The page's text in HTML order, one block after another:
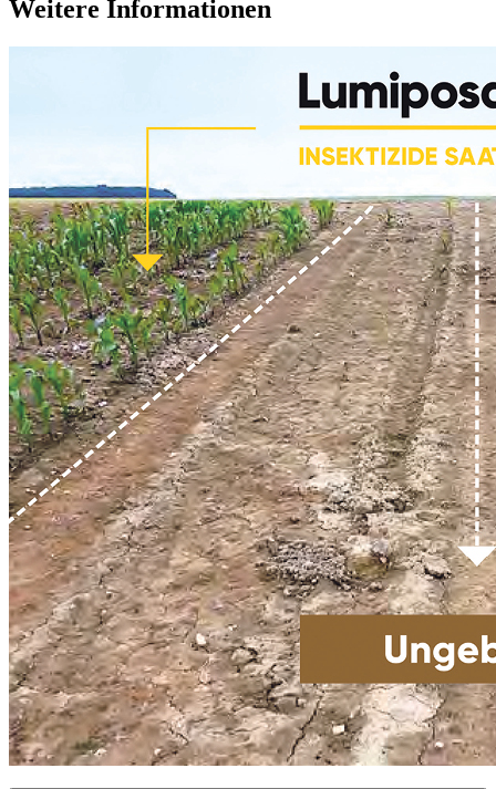
Weitere Informationen​